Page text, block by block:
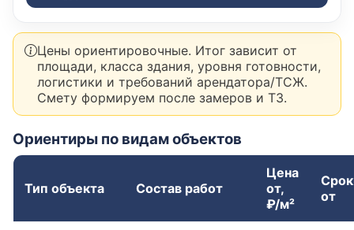
Цены ориентировочные. Итог зависит от
площади, класса здания, уровня готовности,
логистики и требований арендатора/ТСЖ.
Смету формируем после замеров и ТЗ.
Ориентиры по видам объектов
Тип объекта Состав работ
Цена
от,
₽/м²
от